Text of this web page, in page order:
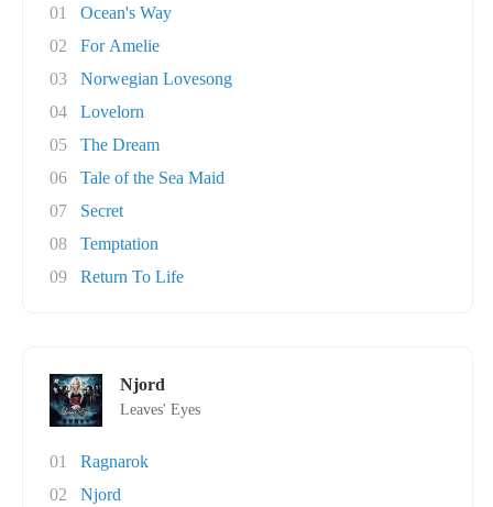
01
Ocean's Way
02
For Amelie
03
Norwegian Lovesong
04
Lovelorn
05
The Dream
06
Tale of the Sea Maid
07
Secret
08
Temptation
09
Return To Life
Njord
Leaves' Eyes
01
Ragnarok
02
Njord